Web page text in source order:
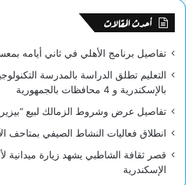
أحدث المقالات
تفاصيل برنامج الأهلي في ثاني أيامه
التعليم تطلق الدراسة بالمدرسة
بالإسكندرية و 4 محافظات بالجمهورية
تفاصيل عرض وشروط الزمالك لبيع
انطلاق فعاليات النشاط الصيفي بمتاحف
قصر ثقافة الشاطبي يشهد زيارة ميدانية
الإسكندرية